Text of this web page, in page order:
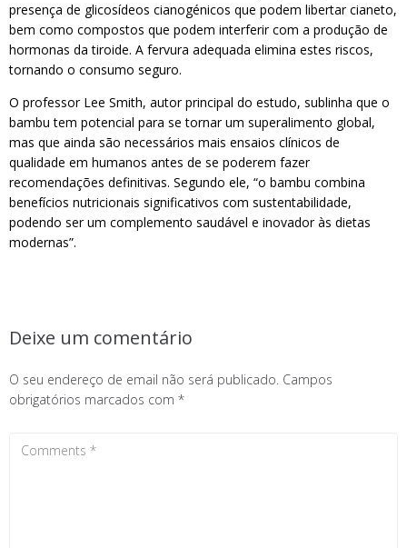
presença de glicosídeos cianogénicos que podem libertar cianeto,
bem como compostos que podem interferir com a produção de
hormonas da tiroide. A fervura adequada elimina estes riscos,
tornando o consumo seguro.
O professor Lee Smith, autor principal do estudo, sublinha que o
bambu tem potencial para se tornar um superalimento global,
mas que ainda são necessários mais ensaios clínicos de
qualidade em humanos antes de se poderem fazer
recomendações definitivas. Segundo ele, “o bambu combina
benefícios nutricionais significativos com sustentabilidade,
podendo ser um complemento saudável e inovador às dietas
modernas”.
Deixe um comentário
O seu endereço de email não será publicado. Campos
obrigatórios marcados com *